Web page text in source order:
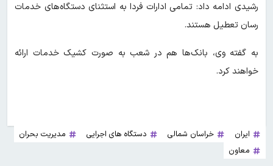
رشیدی ادامه داد: تمامی ادارات فردا به استثنای دستگاه‌های خدمات
رسان تعطیل هستند.
به گفته وی، بانک‌ها هم در شعب به صورت کشیک خدمات ارائه
خواهند کرد.
ایران خراسان شمالی دستگاه های اجرایی
مدیریت بحران
معاون